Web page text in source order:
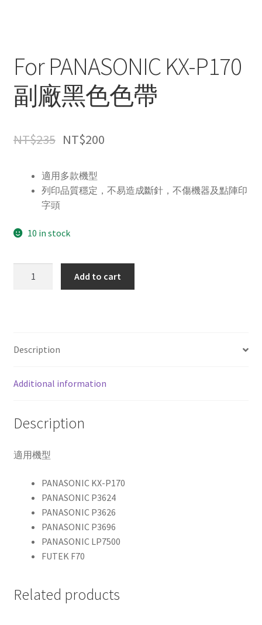
For PANASONIC KX-P170
副廠黑色色帶
NT$235 NT$200
適用多款機型
列印品質穩定，不易造成斷針，不傷機器及點陣印
字頭
10 in stock
色
quantity
Add to cart
Description
Additional information
Description
適用機型
PANASONIC KX-P170
PANASONIC P3624
PANASONIC P3626
PANASONIC P3696
PANASONIC LP7500
FUTEK F70
Related products